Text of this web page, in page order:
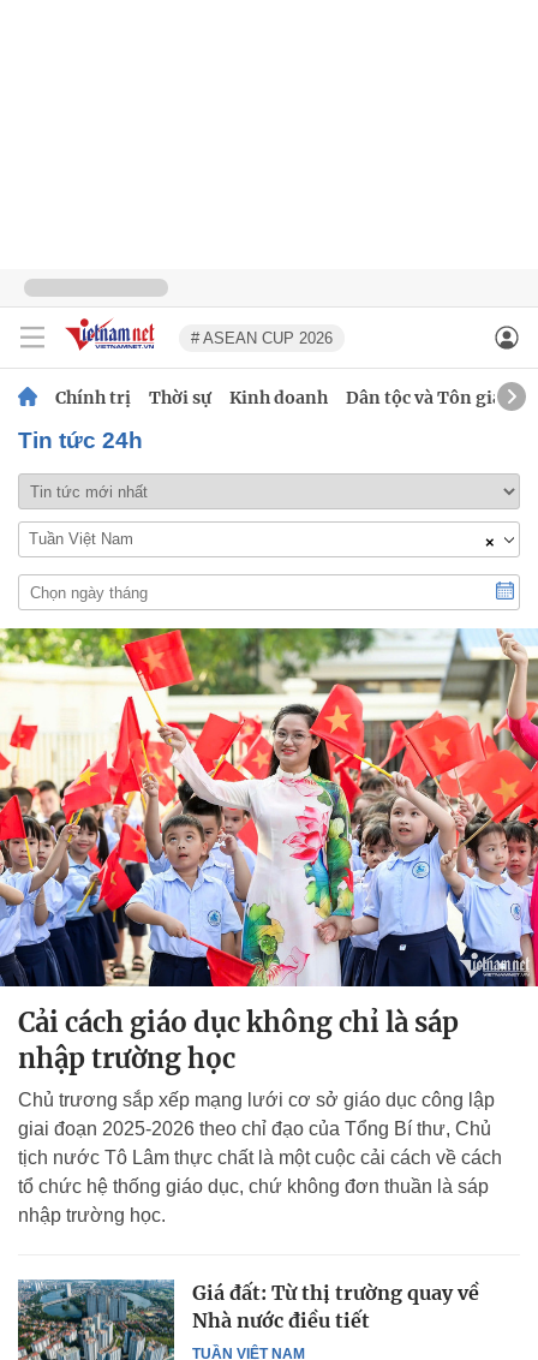
# ASEAN CUP 2026
Chính trị Thời sự Kinh doanh Dân tộc và Tôn giáo
Tin tức 24h
×
Tuần Việt Nam
Cải cách giáo dục không chỉ là sáp
nhập trường học
Chủ trương sắp xếp mạng lưới cơ sở giáo dục công lập
giai đoạn 2025-2026 theo chỉ đạo của Tổng Bí thư, Chủ
tịch nước Tô Lâm thực chất là một cuộc cải cách về cách
tổ chức hệ thống giáo dục, chứ không đơn thuần là sáp
nhập trường học.
TUẦN VIỆT NAM
Giá đất: Từ thị trường quay về
Nhà nước điều tiết